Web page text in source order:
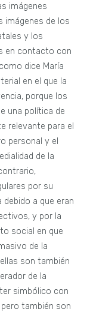
imágenes
imágenes de los
y los
en contacto con
dice María
en el que la
porque los
una política de
relevante para el
personal y el
de la
por su
a que eran
y por la
social en que
de la
son también
de la
simbólico con
también son